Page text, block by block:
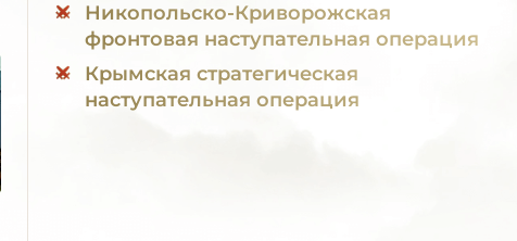
Никопольско-Криворожская
фронтовая наступательная операция
Крымская стратегическая
наступательная операция